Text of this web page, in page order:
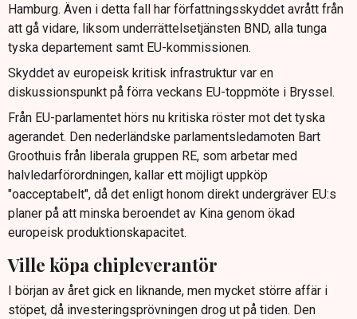
Hamburg. Även i detta fall har författningsskyddet avrått från
att gå vidare, liksom underrättelsetjänsten BND, alla tunga
tyska departement samt EU-kommissionen.
Skyddet av europeisk kritisk infrastruktur var en
diskussionspunkt på förra veckans EU-toppmöte i Bryssel.
Från EU-parlamentet hörs nu kritiska röster mot det tyska
agerandet. Den nederländske parlamentsledamoten Bart
Groothuis från liberala gruppen RE, som arbetar med
halvledarförordningen, kallar ett möjligt uppköp
"oacceptabelt", då det enligt honom direkt undergräver EU:s
planer på att minska beroendet av Kina genom ökad
europeisk produktionskapacitet.
Ville köpa chipleverantör
I början av året gick en liknande, men mycket större affär i
stöpet, då investeringsprövningen drog ut på tiden. Den